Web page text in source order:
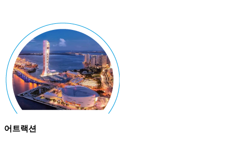
어트랙션